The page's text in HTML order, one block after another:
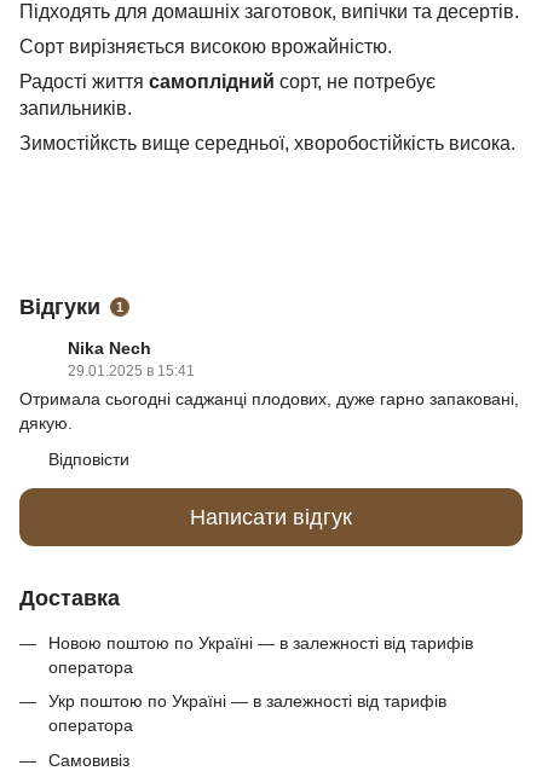
Підходять для домашніх заготовок, випічки та десертів.
Сорт вирізняється високою врожайністю.
Радості життя самоплідний сорт, не потребує
запильників.
Зимостійксть вище середньої, хворобостійкість висока.
Відгуки 1
Nika Nech
29.01.2025 в 15:41
Отримала сьогодні саджанці плодових, дуже гарно запаковані,
дякую.
Відповісти
Написати відгук
Доставка
Новою поштою по Україні — в залежності від тарифів
оператора
Укр поштою по Україні — в залежності від тарифів
оператора
Самовивіз